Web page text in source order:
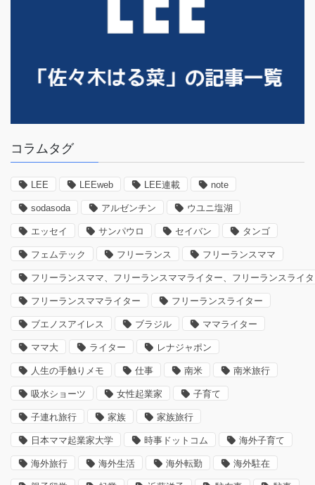
コラムタグ
LEE LEEweb LEE連載 note
sodasoda アルゼンチン ウユニ塩湖
エッセイ サンパウロ セイバン タンゴ
フェムテック フリーランス フリーランスママ
フリーランスママ、フリーランスママライター、フリーランスライ
フリーランスママライター フリーランスライター
ブエノスアイレス ブラジル ママライター
ママ大 ライター レナジャポン
人生の手触りメモ 仕事 南米 南米旅行
吸水ショーツ 女性起業家 子育て
子連れ旅行 家族 家族旅行
日本ママ起業家大学 時事ドットコム 海外子育て
海外旅行 海外生活 海外転勤 海外駐在